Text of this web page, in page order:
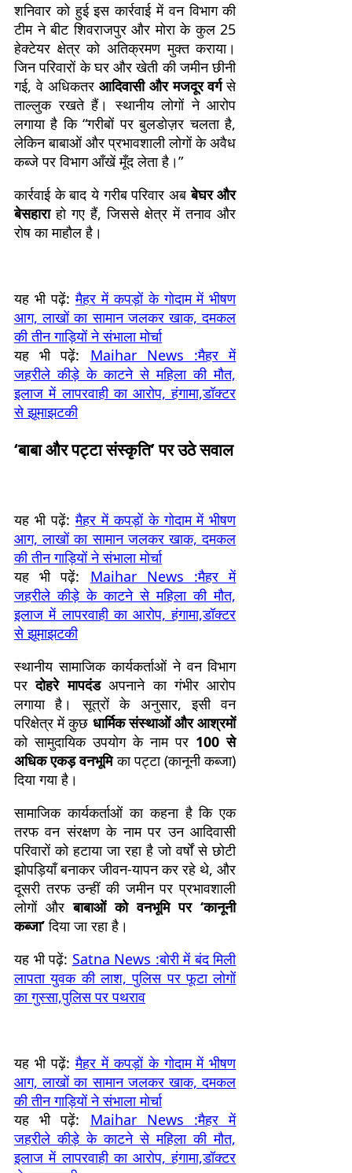
शनिवार को हुई इस कार्रवाई में वन विभाग की
टीम ने बीट शिवराजपुर और मोरा के कुल 25
हेक्टेयर क्षेत्र को अतिक्रमण मुक्त कराया।
जिन परिवारों के घर और खेती की जमीन छीनी
गई, वे अधिकतर आदिवासी और मजदूर वर्गसे
ताल्लुक रखते हैं। स्थानीय लोगों ने आरोप
लगाया है कि “गरीबों पर बुलडोज़र चलता है,
लेकिन बाबाओं और प्रभावशाली लोगों के अवैध
कब्जे पर विभाग आँखें मूँद लेता है।”
कार्रवाई के बाद ये गरीब परिवार अबबेघर और
बेसहाराहो गए हैं, जिससे क्षेत्र में तनाव और
रोष का माहौल है।
यह भी पढ़ें: मैहर में कपड़ों के गोदाम में भीषण
आग, लाखों का सामान जलकर खाक, दमकल
की तीन गाड़ियों ने संभाला मोर्चा
यह भी पढ़ें:
Maihar News :मैहर में
जहरीले कीड़े के काटने से महिला की मौत,
इलाज में लापरवाही का आरोप, हंगामा,डॉक्टर
से झूमाझटकी
‘बाबा और पट्टा संस्कृति’ पर उठे सवाल
यह भी पढ़ें: मैहर में कपड़ों के गोदाम में भीषण
आग, लाखों का सामान जलकर खाक, दमकल
की तीन गाड़ियों ने संभाला मोर्चा
यह भी पढ़ें:
Maihar News :मैहर में
जहरीले कीड़े के काटने से महिला की मौत,
इलाज में लापरवाही का आरोप, हंगामा,डॉक्टर
से झूमाझटकी
स्थानीय सामाजिक कार्यकर्ताओं ने वन विभाग
परदोहरे मापदंडअपनाने का गंभीर आरोप
लगाया है। सूत्रों के अनुसार, इसी वन
परिक्षेत्र में कुछ धार्मिक संस्थाओं और आश्रमों
को सामुदायिक उपयोग के नाम पर 100 से
अधिक एकड़ वनभूमिका पट्टा (कानूनी कब्जा)
दिया गया है।
सामाजिक कार्यकर्ताओं का कहना है कि एक
तरफ वन संरक्षण के नाम पर उन आदिवासी
परिवारों को हटाया जा रहा है जो वर्षों से छोटी
झोपड़ियाँ बनाकर जीवन-यापन कर रहे थे, और
दूसरी तरफ उन्हीं की जमीन पर प्रभावशाली
लोगों औरबाबाओं को वनभूमि पर ‘कानूनी
कब्जा’दिया जा रहा है।
यह भी पढ़ें: Satna News :बोरी में बंद मिली
लापता युवक की लाश, पुलिस पर फूटा लोगों
का गुस्सा,पुलिस पर पथराव
यह भी पढ़ें: मैहर में कपड़ों के गोदाम में भीषण
आग, लाखों का सामान जलकर खाक, दमकल
की तीन गाड़ियों ने संभाला मोर्चा
यह भी पढ़ें:
Maihar News :मैहर में
जहरीले कीड़े के काटने से महिला की मौत,
इलाज में लापरवाही का आरोप, हंगामा,डॉक्टर